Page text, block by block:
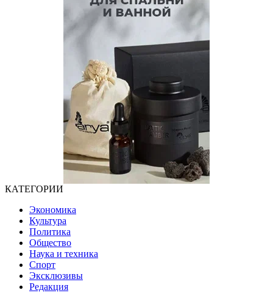
КАТЕГОРИИ
Экономика
Культура
Политика
Общество
Наука и техника
Спорт
Эксклюзивы
Редакция